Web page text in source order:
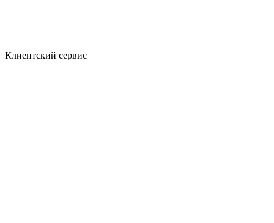
Клиентский сервис